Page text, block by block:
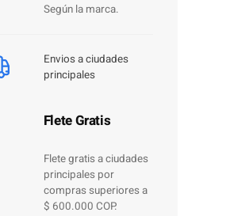
Según la marca.
Envios a ciudades
principales
Flete Gratis
Flete gratis a ciudades
principales por
compras superiores a
$ 600.000 COP.